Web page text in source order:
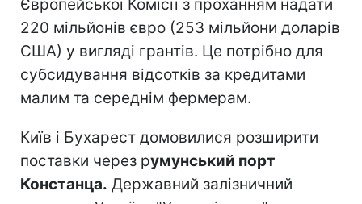
Європейської Комісії з проханням надати
220 мільйонів євро (253 мільйони доларів
США) у вигляді грантів. Це потрібно для
субсидування відсотків за кредитами
малим та середнім фермерам.
Київ і Бухарест домовилися розширити
поставки через румунський порт
Констанца. Державний залізничний